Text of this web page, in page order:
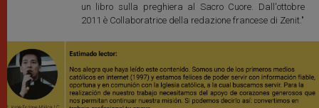
un libro sulla preghiera al Sacro Cuore. Dall'ottobre
2011 è Collaboratrice della redazione francese di Zenit."